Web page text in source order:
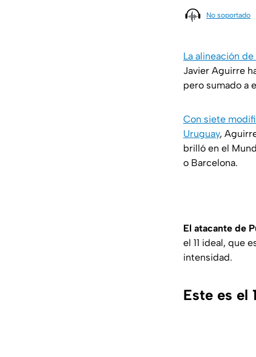
No soportado
La alineación
Javier Aguirre
pero sumado a
Con siete
Uruguay,
brilló en el
o Barcelona.
El atacante de
el 11 ideal, que
intensidad.
Este es el